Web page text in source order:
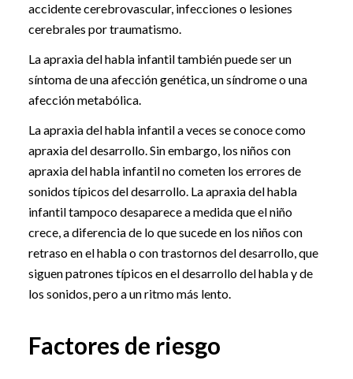
accidente cerebrovascular, infecciones o lesiones
cerebrales por traumatismo.
La apraxia del habla infantil también puede ser un
síntoma de una afección genética, un síndrome o una
afección metabólica.
La apraxia del habla infantil a veces se conoce como
apraxia del desarrollo. Sin embargo, los niños con
apraxia del habla infantil no cometen los errores de
sonidos típicos del desarrollo. La apraxia del habla
infantil tampoco desaparece a medida que el niño
crece, a diferencia de lo que sucede en los niños con
retraso en el habla o con trastornos del desarrollo, que
siguen patrones típicos en el desarrollo del habla y de
los sonidos, pero a un ritmo más lento.
Factores de riesgo